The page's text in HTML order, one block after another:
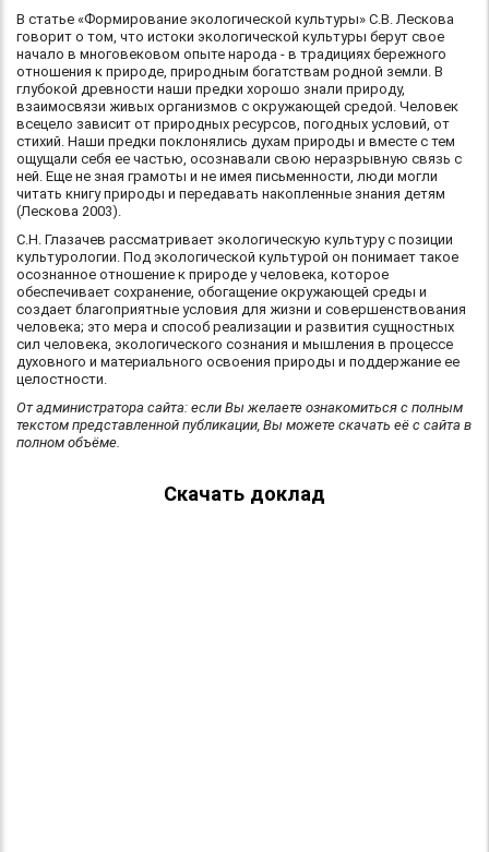
В статье «Формирование экологической культуры» С.В. Лескова
говорит о том, что истоки экологической культуры берут свое
начало в многовековом опыте народа - в традициях бережного
отношения к природе, природным богатствам родной земли. В
глубокой древности наши предки хорошо знали природу,
взаимосвязи живых организмов с окружающей средой. Человек
всецело зависит от природных ресурсов, погодных условий, от
стихий. Наши предки поклонялись духам природы и вместе с тем
ощущали себя ее частью, осознавали свою неразрывную связь с
ней. Еще не зная грамоты и не имея письменности, люди могли
читать книгу природы и передавать накопленные знания детям
(Лескова 2003).
С.Н. Глазачев рассматривает экологическую культуру с позиции
культурологии. Под экологической культурой он понимает такое
осознанное отношение к природе у человека, которое
обеспечивает сохранение, обогащение окружающей среды и
создает благоприятные условия для жизни и совершенствования
человека; это мера и способ реализации и развития сущностных
сил человека, экологического сознания и мышления в процессе
духовного и материального освоения природы и поддержание ее
целостности.
От администратора сайта: если Вы желаете ознакомиться с полным
текстом представленной публикации, Вы можете скачать её с сайта в
полном объёме.
Скачать доклад